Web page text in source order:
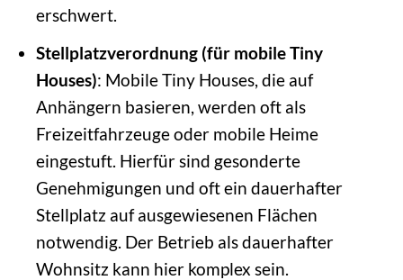
erschwert.
Stellplatzverordnung (für mobile Tiny
Houses): Mobile Tiny Houses, die auf
Anhängern basieren, werden oft als
Freizeitfahrzeuge oder mobile Heime
eingestuft. Hierfür sind gesonderte
Genehmigungen und oft ein dauerhafter
Stellplatz auf ausgewiesenen Flächen
notwendig. Der Betrieb als dauerhafter
Wohnsitz kann hier komplex sein.